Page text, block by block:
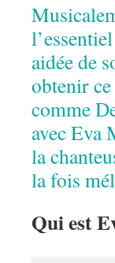
aidée de
obtenir
comme
avec Eva
la
la fois
Qui est